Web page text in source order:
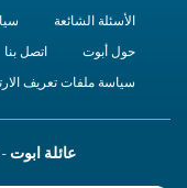
الأسئلة الشائعة
حول أبوت
اتصل بنا
سياسة ملفات تعريف
عائلة ابوت